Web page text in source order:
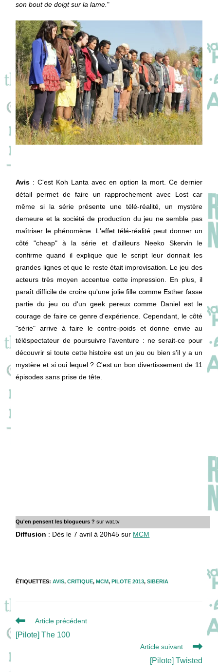
son bout de doigt sur la lame."
Avis : C'est Koh Lanta avec en option la mort. Ce dernier
détail permet de faire un rapprochement avec Lost car
même si la série présente une télé-réalité, un mystère
demeure et la société de production du jeu ne semble pas
maîtriser le phénomène. L'effet télé-réalité peut donner un
côté "cheap" à la série et d'ailleurs Neeko Skervin le
confirme quand il explique que le script leur donnait les
grandes lignes et que le reste était improvisation. Le jeu des
acteurs très moyen accentue cette impression. En plus, il
paraît difficile de croire qu'une jolie fille comme Esther fasse
partie du jeu ou d'un geek pereux comme Daniel est le
courage de faire ce genre d'expérience. Cependant, le côté
"série" arrive à faire le contre-poids et donne envie au
téléspectateur de poursuivre l'aventure : ne serait-ce pour
découvrir si toute cette histoire est un jeu ou bien s'il y a un
mystère et si oui lequel ? C'est un bon divertissement de 11
épisodes sans prise de tête.
Qu'en pensent les blogueurs ? sur wat.tv
Diffusion : Dès le 7 avril à 20h45 sur MCM
ÉTIQUETTES:AVIS, CRITIQUE, MCM, PILOTE 2013, SIBERIA
Read
articles
Article précédent
[Pilote] The 100
Article suivant
[Pilote] Twisted